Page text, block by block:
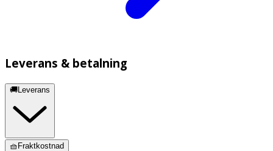
Leverans & betalning
🚚Leverans
🧺Fraktkostnad